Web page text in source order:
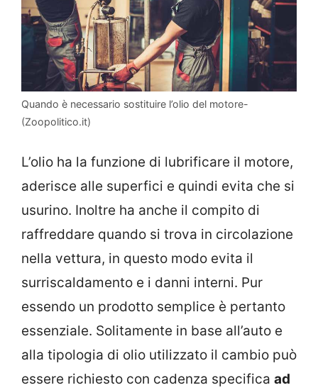
Quando è necessario sostituire l’olio del motore-
(Zoopolitico.it)
L’olio ha la funzione di lubrificare il motore,
aderisce alle superfici e quindi evita che si
usurino. Inoltre ha anche il compito di
raffreddare quando si trova in circolazione
nella vettura, in questo modo evita il
surriscaldamento e i danni interni. Pur
essendo un prodotto semplice è pertanto
essenziale. Solitamente in base all’auto e
alla tipologia di olio utilizzato il cambio può
essere richiesto con cadenza specifica ad